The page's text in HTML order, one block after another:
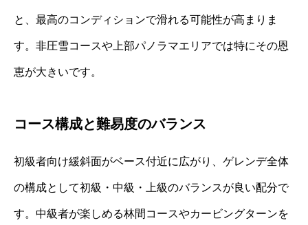
と、最高のコンディションで滑れる可能性が高まりま
す。非圧雪コースや上部パノラマエリアでは特にその恩
恵が大きいです。
コース構成と難易度のバランス
初級者向け緩斜面がベース付近に広がり、ゲレンデ全体
の構成として初級・中級・上級のバランスが良い配分で
す。中級者が楽しめる林間コースやカービングターンを